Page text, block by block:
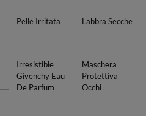
Pelle Irritata Labbra Secche
Irresistible
Givenchy Eau
De Parfum
Maschera
Protettiva
Occhi